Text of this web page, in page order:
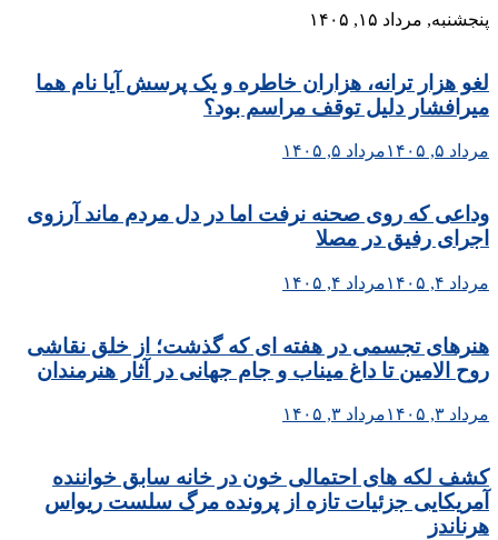
Skip
پنجشنبه, مرداد ۱۵, ۱۴۰۵
لغو هزار ترانه، هزاران خاطره و یک پرسش آیا نام هما
میرافشار دلیل توقف مراسم بود؟
مرداد ۵, ۱۴۰۵ مرداد ۵, ۱۴۰۵
وداعی که روی صحنه نرفت اما در دل مردم ماند آرزوی
اجرای رفیق در مصلا
مرداد ۴, ۱۴۰۵ مرداد ۴, ۱۴۰۵
هنرهای تجسمی در هفته ای که گذشت؛ از خلق نقاشی
روح الامین تا داغ میناب و جام جهانی در آثار هنرمندان
مرداد ۳, ۱۴۰۵ مرداد ۳, ۱۴۰۵
کشف لکه های احتمالی خون در خانه سابق خواننده
آمریکایی جزئیات تازه از پرونده مرگ سلست ریواس
هرناندز